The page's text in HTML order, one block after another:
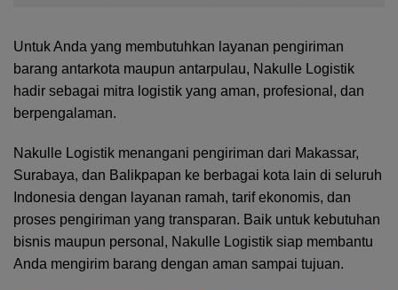
Untuk Anda yang membutuhkan layanan pengiriman
barang antarkota maupun antarpulau, Nakulle Logistik
hadir sebagai mitra logistik yang aman, profesional, dan
berpengalaman.
Nakulle Logistik menangani pengiriman dari Makassar,
Surabaya, dan Balikpapan ke berbagai kota lain di seluruh
Indonesia dengan layanan ramah, tarif ekonomis, dan
proses pengiriman yang transparan. Baik untuk kebutuhan
bisnis maupun personal, Nakulle Logistik siap membantu
Anda mengirim barang dengan aman sampai tujuan.